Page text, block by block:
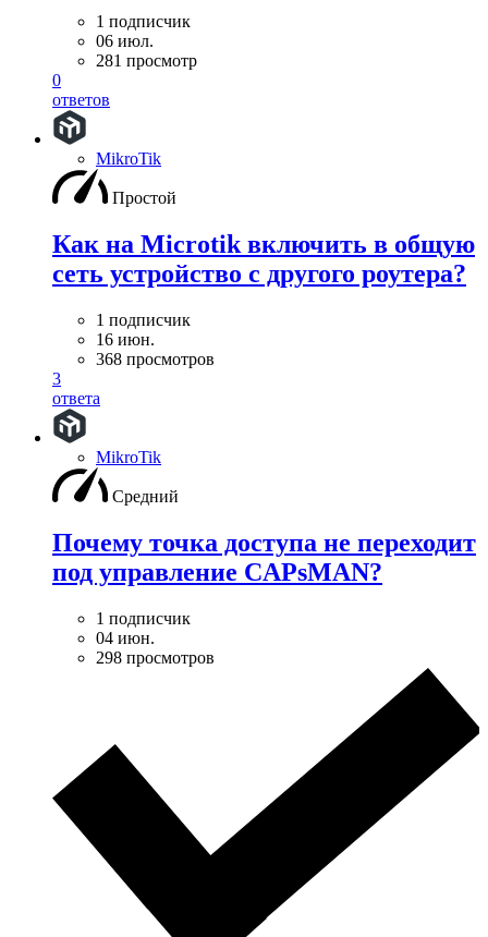
1 подписчик
06 июл.
281 просмотр
0
ответов
MikroTik
Простой
Как на Microtik включить в общую
сеть устройство с другого роутера?
1 подписчик
16 июн.
368 просмотров
3
ответа
MikroTik
Средний
Почему точка доступа не переходит
под управление CAPsMAN?
1 подписчик
04 июн.
298 просмотров